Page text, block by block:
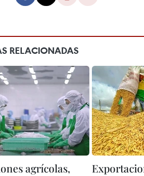
RELACIONADAS
agrícolas,